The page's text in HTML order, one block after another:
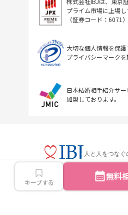
キープする 無料
プライム市場に上場し
（証券コード：6071）
大切な個人情報を保
プライバシーマークを
日本結婚相手紹介サ
加盟しております。
人と人をつなぐ